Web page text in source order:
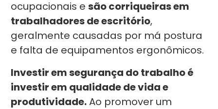
ocupacionais esão corriqueiras em
trabalhadores de escritório,
geralmente causadas por má postura
e falta de equipamentos ergonômicos.
Investir em segurança do trabalho é
investir em qualidade de vida e
produtividade.Ao promover um